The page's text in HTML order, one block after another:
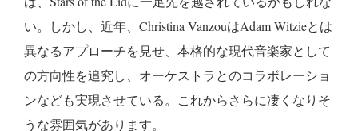
い。しかし、近年、Christina VanzouはAdam Witzieとは
異なるアプローチを見せ、本格的な現代音楽家として
の方向性を追究し、オーケストラとのコラボレーショ
ンなども実現させている。これからさらに凄くなりそ
うな雰囲気があります。